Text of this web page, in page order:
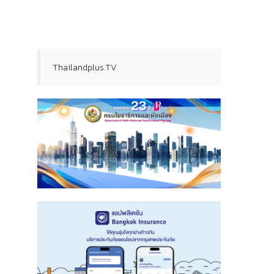
Thailandplus.TV